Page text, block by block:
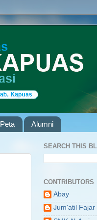
Peta Alumni
SEARCH THIS
CONTRIBUTORS
Abay
Jum'atil Fajar